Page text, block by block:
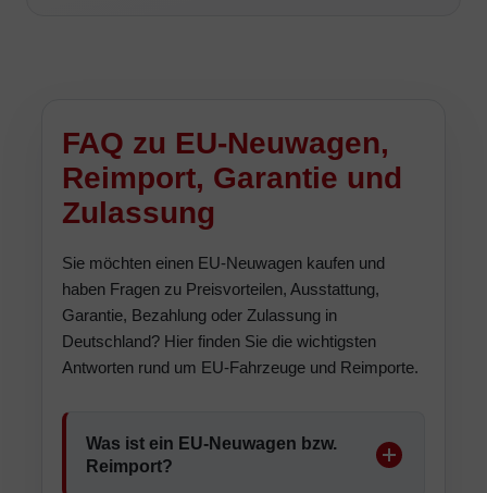
FAQ zu EU-Neuwagen,
Reimport, Garantie und
Zulassung
Sie möchten einen EU-Neuwagen kaufen und
haben Fragen zu Preisvorteilen, Ausstattung,
Garantie, Bezahlung oder Zulassung in
Deutschland? Hier finden Sie die wichtigsten
Antworten rund um EU-Fahrzeuge und Reimporte.
Was ist ein EU-Neuwagen bzw.
Reimport?